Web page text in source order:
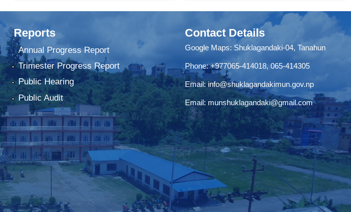
Reports
Annual Progress Report
Trimester Progress Report
Public Hearing
Public Audit
Contact Details
Google Maps: Shuklagandaki-04, Tanahun
Phone:+977065-414018, 065-414305
Email:info@shuklagandakimun.gov.np
Email: munshuklagandaki@gmail.com